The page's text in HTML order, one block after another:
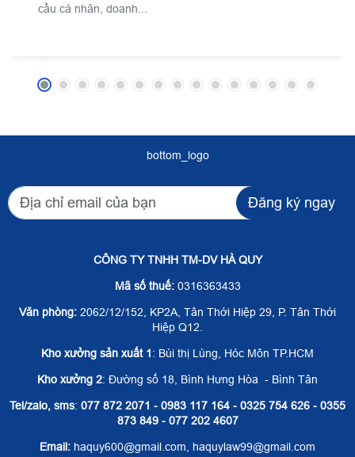
cầu cá nhân, doanh...
bottom_logo
Đăng ký ngay
CÔNG TY TNHH TM-DV HÀ QUY
Mã số thuế:0316363433
Văn phòng: 2062/12/152, KP2A, Tân Thới Hiệp 29, P. Tân Thới
Hiệp Q12.
Kho xưởng sản xuất 1: Bùi thị Lùng, Hóc Môn TP.HCM
Kho xưởng 2: Đường số 18, Bình Hưng Hòa - Bình Tân
Tel/zalo, sms: 077 872 2071 - 0983 117 164 - 0325 754 626 - 0355
873 849 - 077 202 4607
Email: haquy600@gmail.com, haquylaw99@gmail.com